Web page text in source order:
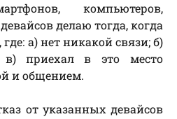
компьютеров,
делаю тогда, когда
а) нет никакой связи; б)
в) приехал в это место
и общением.
от указанных девайсов